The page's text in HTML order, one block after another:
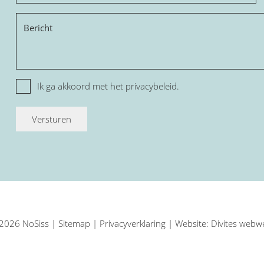
PrivacyIk ga akkoord met het privacybeleid.
NoSiss | Sitemap | Privacyverklaring | Website: Divites